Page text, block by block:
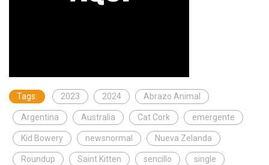
Tags: 2023 2024 Abrazo Animal
Argentina Australia Cat Cork emergente
Kid Bowery newsnormal Nueva Zelanda
Roundup Saint Kitten sencillo single